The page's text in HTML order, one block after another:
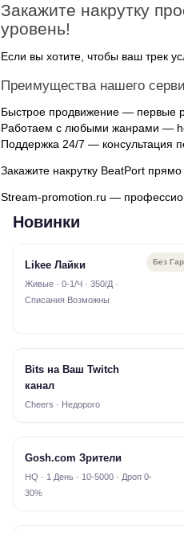
Закажите накрутку
уровень!
Если вы хотите, чтобы ваш трек
Преимущества нашего
Быстрое продвижение — первые
Работаем с любыми жанрами —
Поддержка 24/7 — консультация
Закажите накрутку BeatPort
Stream-promotion.ru —
Новинки
Без
Likee Лайки
Живые · 0-1/Ч · 350/Д ·
Списания Возможны
Bits на Ваш Twitch
канал
Cheers · Недорого
Gosh.com Зрители
HQ · 1 День · 10-5000 · Дроп 0-
30%